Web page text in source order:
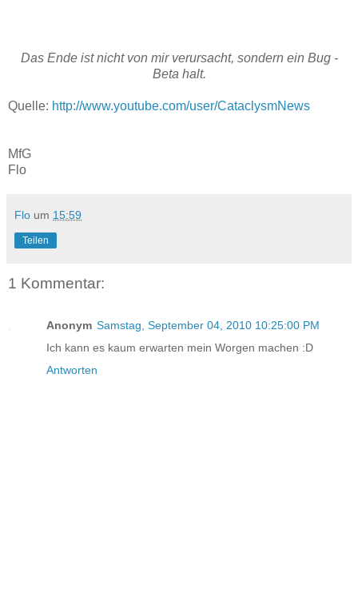
Das Ende ist nicht von mir verursacht, sondern ein Bug -
Beta halt.
Quelle: http://www.youtube.com/user/CataclysmNews
MfG
Flo
Flo um 15:59
Teilen
1 Kommentar:
Anonym Samstag, September 04, 2010 10:25:00 PM
Ich kann es kaum erwarten mein Worgen machen :D
Antworten